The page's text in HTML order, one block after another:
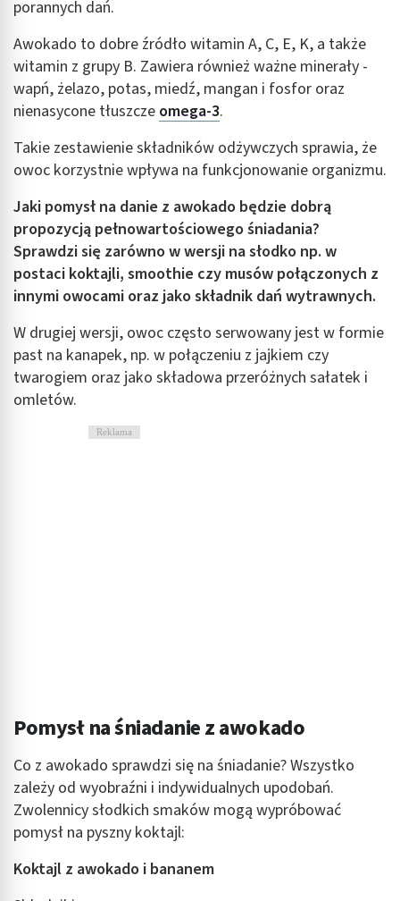
porannych dań.
Awokado to dobre źródło witamin A, C, E, K, a także
witamin z grupy B. Zawiera również ważne minerały -
wapń, żelazo, potas, miedź, mangan i fosfor oraz
nienasycone tłuszcze omega-3.
Takie zestawienie składników odżywczych sprawia, że
owoc korzystnie wpływa na funkcjonowanie organizmu.
Jaki pomysł na danie z awokado będzie dobrą
propozycją pełnowartościowego śniadania?
Sprawdzi się zarówno w wersji na słodko np. w
postaci koktajli, smoothie czy musów połączonych z
innymi owocami oraz jako składnik dań wytrawnych.
W drugiej wersji, owoc często serwowany jest w formie
past na kanapek, np. w połączeniu z jajkiem czy
twarogiem oraz jako składowa przeróżnych sałatek i
omletów.
Reklama
Pomysł na śniadanie z awokado
Co z awokado sprawdzi się na śniadanie? Wszystko
zależy od wyobraźni i indywidualnych upodobań.
Zwolennicy słodkich smaków mogą wypróbować
pomysł na pyszny koktajl:
Koktajl z awokado i bananem